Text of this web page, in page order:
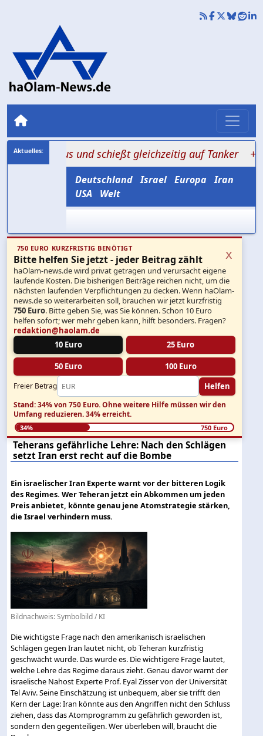
und schießt gleichzeitig auf Tanker +++
Deutschland Israel Europa Iran
USA
Welt
750 EURO KURZFRISTIG BENÖTIGT
Bitte helfen Sie jetzt - jeder Beitrag zählt
haOlam-news.de wird privat getragen und verursacht eigene
laufende Kosten. Die bisherigen Beiträge reichen nicht, um die
nächsten laufenden Verpflichtungen zu decken. Wenn haOlam-
news.de so weiterarbeiten soll, brauchen wir jetzt kurzfristig
750 Euro. Bitte geben Sie, was Sie können. Schon 10 Euro
helfen sofort; wer mehr geben kann, hilft besonders. Fragen?
redaktion@haolam.de
10 Euro
25 Euro
50 Euro 100 Euro
Freier Betrag Helfen
x
Stand: 34% von 750 Euro.Ohne weitere Hilfe müssen wir den
Umfang reduzieren.34% erreicht.
34% 750 Euro
Teherans gefährliche Lehre: Nach den Schlägen
setzt Iran erst recht auf die Bombe
Ein israelischer Iran Experte warnt vor der bitteren Logik
des Regimes. Wer Teheran jetzt ein Abkommen um jeden
Preis anbietet, könnte genau jene Atomstrategie stärken,
die Israel verhindern muss.
Bildnachweis: Symbolbild / KI
Die wichtigste Frage nach den amerikanisch israelischen
Schlägen gegen Iran lautet nicht, ob Teheran kurzfristig
geschwächt wurde. Das wurde es. Die wichtigere Frage lautet,
welche Lehre das Regime daraus zieht. Genau davor warnt der
israelische Nahost Experte Prof. Eyal Zisser von der Universität
Tel Aviv. Seine Einschätzung ist unbequem, aber sie trifft den
Kern der Lage: Iran könnte aus den Angriffen nicht den Schluss
ziehen, dass das Atomprogramm zu gefährlich geworden ist,
sondern den gegenteiligen. Wer überleben will, braucht die